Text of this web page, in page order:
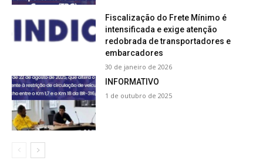
Fiscalização do Frete Mínimo é
intensificada e exige atenção
redobrada de transportadores e
embarcadores
30 de janeiro de 2026
INFORMATIVO
1 de outubro de 2025